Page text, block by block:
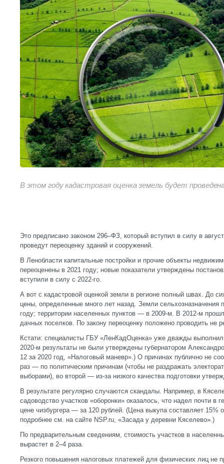
В этом году кадастровая оценка земель будет
Это предписано законом 296–ФЗ, который вступил в силу в
проведут переоценку зданий и сооружений.
В Ленобласти капитальные постройки и прочие объекты
переоценены в 2021 году; новые показатели утверждены
вступили в силу с 2022-го.
А вот с кадастровой оценкой земли в регионе полный швах. До
цены, определенные много лет назад. Земли сельхозназначения
году; территории населенных пунктов — в 2009-м. В 2012-м
дачных поселков. По закону переоценку положено проводить не
Кстати: специалисты ГБУ «ЛенКадОценка» уже дважды
2020-м результаты не были утверждены губернатором
12 за 2020 год, «Налоговый маневр».) О причинах публично не
раз — по политическим причинам (чтобы не раздражать
выборами), во второй — из-за низкого качества подготовки
В результате регулярно случаются скандалы. Например, в
садоводство участков «оборонки» оказалось, что надел почти в
цене чизбургера — за 120 рублей. (Цена выкупа составляет 15%
подробнее см. на сайте NSP.ru, «Засада у деревни Кяселево».)
По предварительным сведениям, стоимость участков в
вырастет в 2–4 раза.
Резкого повышения налоговых платежей для физических лиц не